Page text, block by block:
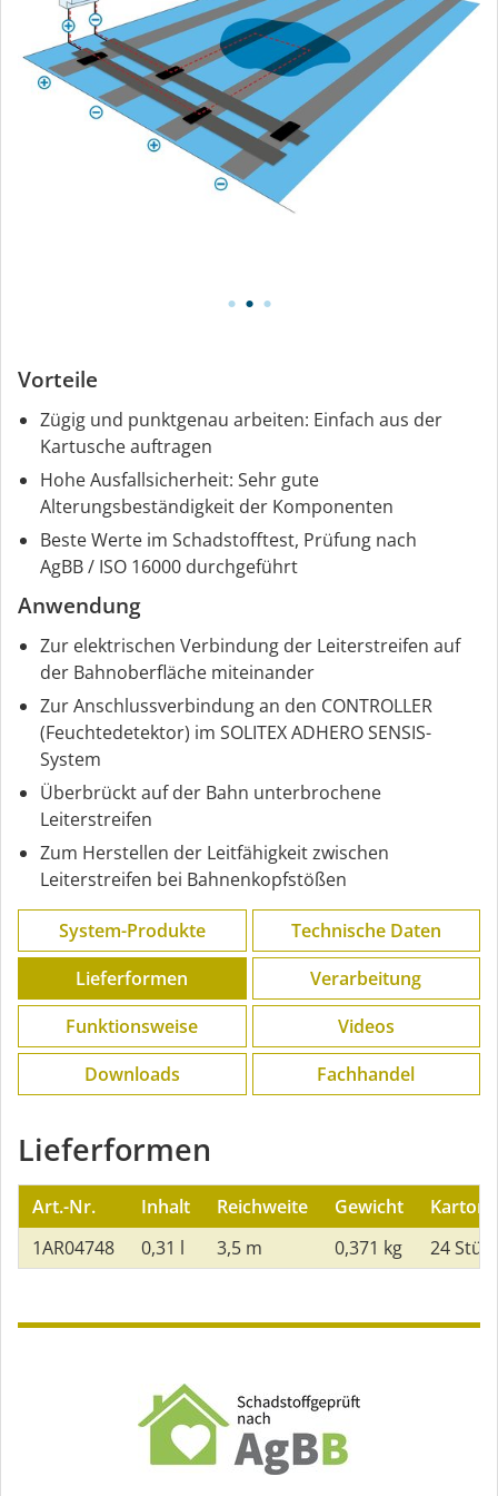
Vorteile
Zügig und punktgenau arbeiten: Einfach aus der
Kartusche auftragen
Hohe Ausfallsicherheit: Sehr gute
Alterungsbeständigkeit der Komponenten
Beste Werte im Schadstofftest, Prüfung nach
AgBB / ISO 16000 durchgeführt
Anwendung
Zur elektrischen Verbindung der Leiterstreifen auf
der Bahnoberfläche miteinander
Zur Anschlussverbindung an den CONTROLLER
(Feuchtedetektor) im SOLITEX ADHERO SENSIS-
System
Überbrückt auf der Bahn unterbrochene
Leiterstreifen
Zum Herstellen der Leitfähigkeit zwischen
Leiterstreifen bei Bahnenkopfstößen
System-Produkte
Technische Daten
Lieferformen
Verarbeitung
Funktions­weise
Videos
Downloads
Fachhandel
Lieferformen
Art.-Nr. Inhalt Reichweite Gewicht
Karton
1AR04748
0,31 l 3,5 m 0,371 kg 24